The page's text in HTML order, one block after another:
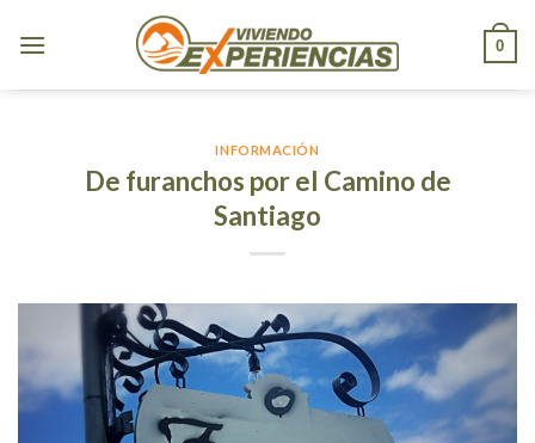
0
INFORMACIÓN
De furanchos por el Camino de
Santiago